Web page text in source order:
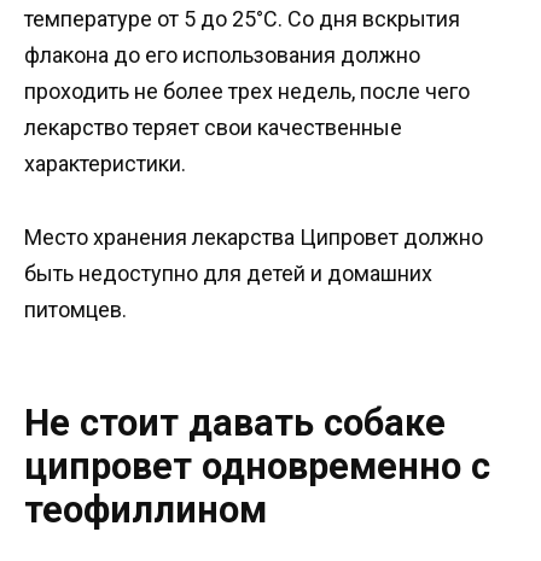
температуре от 5 до 25°C. Со дня вскрытия
флакона до его использования должно
проходить не более трех недель, после чего
лекарство теряет свои качественные
характеристики.
Место хранения лекарства Ципровет должно
быть недоступно для детей и домашних
питомцев.
Не стоит давать собаке
ципровет одновременно с
теофиллином